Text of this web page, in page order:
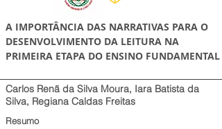
A IMPORTÂNCIA DAS NARRATIVAS PARA O
DESENVOLVIMENTO DA LEITURA NA
PRIMEIRA ETAPA DO ENSINO FUNDAMENTAL
Carlos Renã da Silva Moura, Iara Batista da
Silva, Regiana Caldas Freitas
Resumo